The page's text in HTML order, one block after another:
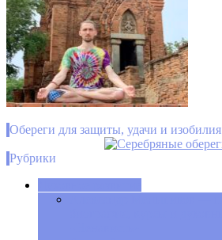
Обереги для защиты, удачи и изобилия
Рубрики